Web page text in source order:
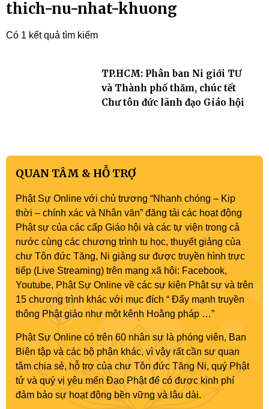
thich-nu-nhat-khuong
Có 1 kết quả tìm kiếm
TP.HCM: Phân ban Ni giới TƯ
và Thành phố thăm, chúc tết
Chư tôn đức lãnh đạo Giáo hội
QUAN TÂM & HỖ TRỢ
Phật Sự Online với chủ trương “Nhanh chóng – Kịp
thời – chính xác và Nhân văn” đăng tải các hoạt động
Phật sự của các cấp Giáo hội và các tự viện trong cả
nước cùng các chương trình tu học, thuyết giảng của
chư Tôn đức Tăng, Ni giảng sư được truyền hình trực
tiếp (Live Streaming) trên mạng xã hội: Facebook,
Youtube, Phật Sự Online về các sự kiện Phật sự và trên
15 chương trình khác với mục đích “ Đẩy mạnh truyền
thông Phật giáo như một kênh Hoằng pháp …”
Phật Sự Online có trên 60 nhân sự là phóng viên, Ban
Biên tập và các bộ phận khác, vì vậy rất cần sự quan
tâm chia sẻ, hỗ trợ của chư Tôn đức Tăng Ni, quý Phật
tử và quý vị yêu mến Đạo Phật để có được kinh phí
đảm bảo sự hoạt động bền vững và lâu dài.